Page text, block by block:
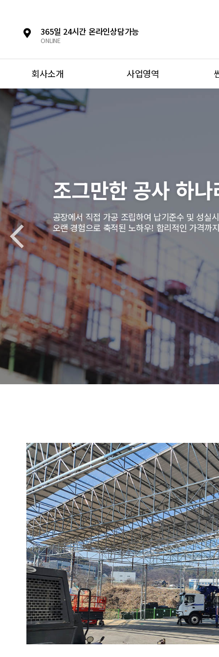
365일 24시간 온라인상담가능
ONLINE
회사소개 사업영역
조그만한 공사 하
공장에서 직접 가공 조립하여 납기준수 및 성실
오랜 경험으로 축적된 노하우! 합리적인 가격까